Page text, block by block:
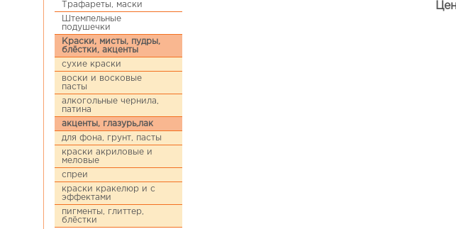
Трафареты, маски
Штемпельные
подушечки
Краски, мисты, пудры,
блёстки, акценты
сухие краски
воски и восковые
пасты
алкогольные чернила,
патина
акценты, глазурь,лак
для фона, грунт, пасты
краски акриловые и
меловые
спреи
краски кракелюр и с
эффектами
пигменты, глиттер,
блёстки